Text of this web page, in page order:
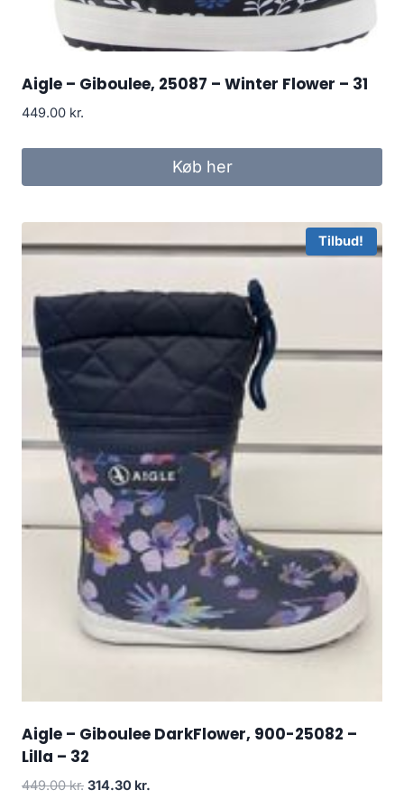
Aigle – Giboulee, 25087 – Winter Flower – 31
449.00 kr.
Køb her
Tilbud!
Aigle – Giboulee DarkFlower, 900-25082 –
Lilla – 32
449.00kr. Den
314.30 kr.